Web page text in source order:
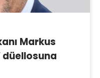
Markus
düellosuna